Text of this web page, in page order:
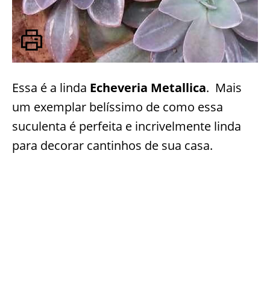
Essa é a linda Echeveria Metallica. Mais
um exemplar belíssimo de como essa
suculenta é perfeita e incrivelmente linda
para decorar cantinhos de sua casa.